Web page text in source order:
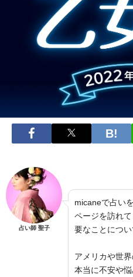
占い師 聖子
micaneで占い
ページを訪れ
要なことについ
アメリカや世
本当に不安や